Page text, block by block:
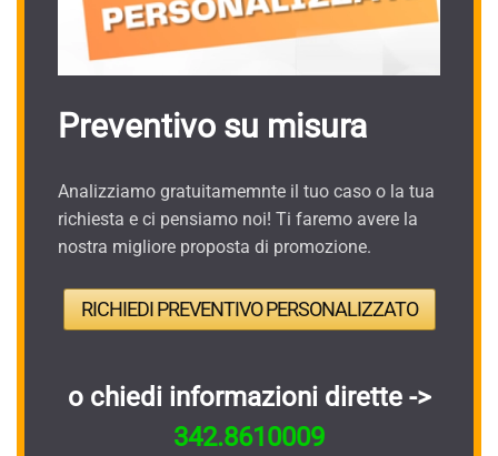
Preventivo su misura
Analizziamo gratuitamemnte il tuo caso o la tua
richiesta e ci pensiamo noi! Ti faremo avere la
nostra migliore proposta di promozione.
RICHIEDI PREVENTIVO PERSONALIZZATO
o chiedi informazioni dirette ->
342.8610009